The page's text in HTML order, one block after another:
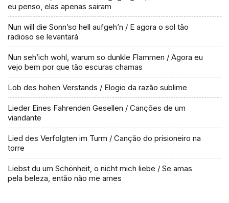
eu penso, elas apenas sairam
Nun will die Sonn’so hell aufgeh’n / E agora o sol tão
radioso se levantará
Nun seh’ich wohl, warum so dunkle Flammen / Agora eu
vejo bem por que tão escuras chamas
Lob des hohen Verstands / Elogio da razão sublime
Lieder Eines Fahrenden Gesellen / Canções de um
viandante
Lied des Verfolgten im Turm / Canção do prisioneiro na
torre
Liebst du um Schönheit, o nicht mich liebe / Se amas
pela beleza, então não me ames